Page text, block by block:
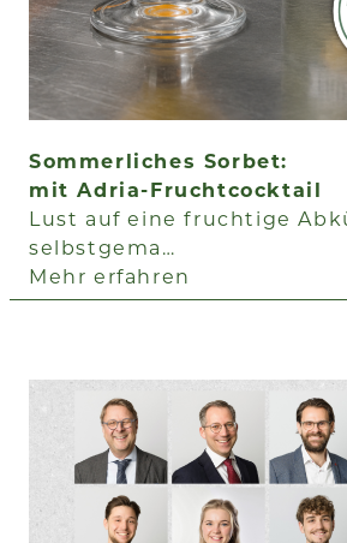
Sommerliches Sorbet:
mit Adria-Fruchtcocktail
Lust auf eine fruchtige
selbstgema…
Mehr erfahren